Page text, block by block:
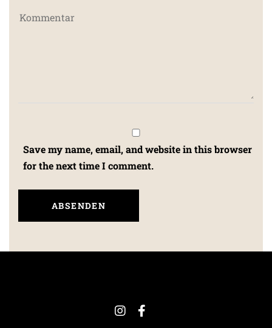
Save my name, email, and website in this browser
for the next time I comment.